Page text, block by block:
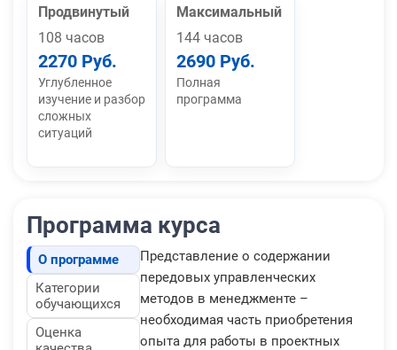
Продвинутый
108 часов
2270 Руб.
Углубленное
изучение и разбор
сложных
ситуаций
Максимальный
144 часов
2690 Руб.
Полная
программа
Программа курса
О программе
Категории
обучающихся
Оценка
Представление о содержании
передовых управленческих
методов в менеджменте –
необходимая часть приобретения
опыта для работы в проектных